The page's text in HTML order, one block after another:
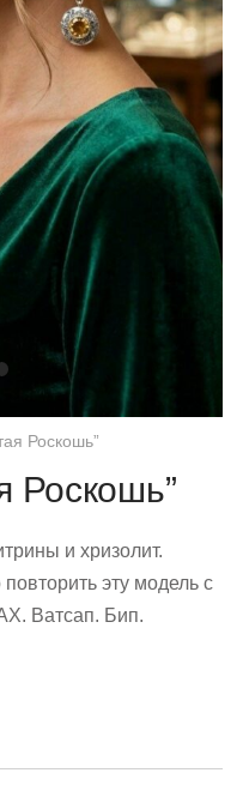
Роскошь”
Роскошь”
и хризолит.
эту модель с
Ватсап. Бип.